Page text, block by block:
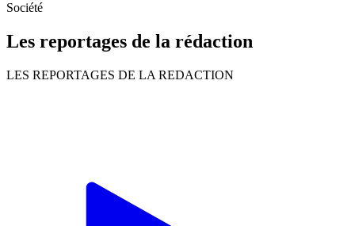
Société
Les reportages de la rédaction
LES REPORTAGES DE LA REDACTION